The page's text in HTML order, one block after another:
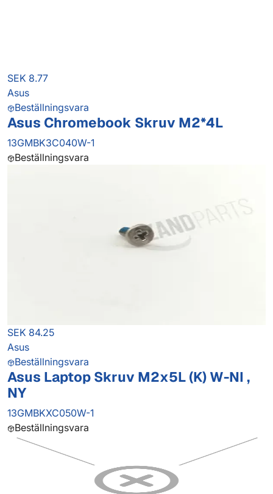
SEK 8.77
Asus
Beställningsvara
Asus Chromebook Skruv M2*4L
13GMBK3C040W-1
Beställningsvara
SEK 84.25
Asus
Beställningsvara
Asus Laptop Skruv M2x5L (K) W-NI ,
NY
13GMBKXC050W-1
Beställningsvara